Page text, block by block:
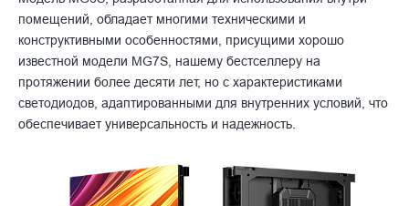
помещений, обладает многими техническими и
конструктивными особенностями, присущими хорошо
известной модели MG7S, нашему бестселлеру на
протяжении более десяти лет, но с характеристиками
светодиодов, адаптированными для внутренних условий, что
обеспечивает универсальность и надежность.